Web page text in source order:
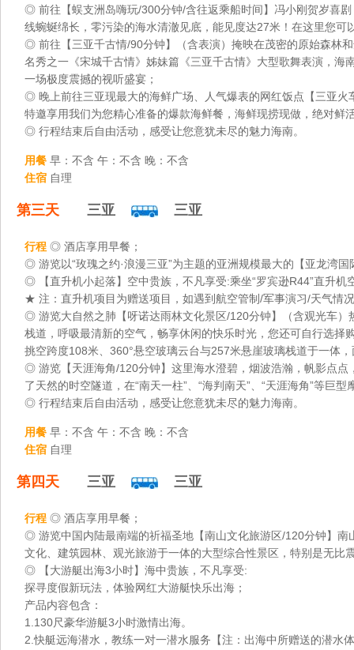
◎ 前往【蜈支洲岛嗨玩/300分钟/含往返乘船时间】冯小刚贺岁喜
线蜿蜒绵长，零污染的海水清澈见底，能见度达27米！在这里您
◎ 前往【三亚千古情/90分钟】（含表演）掩映在茂密的原始森林
名秀之一《宋城千古情》姊妹篇《三亚千古情》大型歌舞表演，海
一场极度震撼的视听盛宴；
◎ 晚上前往三亚现最大的海鲜广场、人气爆表的网红饭点【三亚
特邀享用我们为您精心准备的爆款海鲜餐，海鲜现捞现做，绝对
◎ 行程结束后自由活动，感受让您意犹未尽的魅力海南。
用餐 早：不含 午：不含 晚：不含
住宿 自理
第三天 三亚 三亚
行程 ◎ 酒店享用早餐；
◎ 游览以“玫瑰之约·浪漫三亚”为主题的亚洲规模最大的【亚龙湾
◎ 【直升机小起落】空中贵族，不凡享受:乘坐“罗宾逊R44”直升
★ 注：直升机项目为赠送项目，如遇到航空管制/军事演习/天气情
◎ 游览大自然之肺【呀诺达雨林文化景区/120分钟】（含观光车
栈道，呼吸最清新的空气，畅享休闲的快乐时光，您还可自行选
挑空跨度108米、360°悬空玻璃云台与257米悬崖玻璃栈道于一体
◎ 游览【天涯海角/120分钟】这里海水澄碧，烟波浩瀚，帆影点
了天然的时空隧道，在“南天一柱”、“海判南天”、“天涯海角”等巨
◎ 行程结束后自由活动，感受让您意犹未尽的魅力海南。
用餐 早：不含 午：不含 晚：不含
住宿 自理
第四天 三亚 三亚
行程 ◎ 酒店享用早餐；
◎ 游览中国内陆最南端的祈福圣地【南山文化旅游区/120分钟】
文化、建筑园林、观光旅游于一体的大型综合性景区，特别是无
◎ 【大游艇出海3小时】海中贵族，不凡享受:
探寻度假新玩法，体验网红大游艇快乐出海；
产品内容包含：
1.130尺豪华游艇3小时激情出海。
2.快艇远海潜水，教练一对一潜水服务【注：出海中所赠送的潜